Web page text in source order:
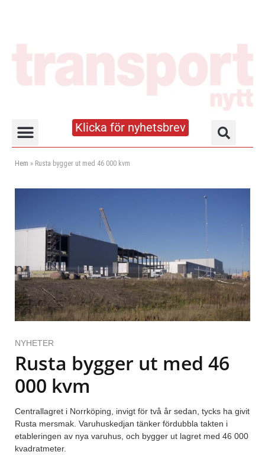
Klicka för nyhetsbrev
Hem » Rusta bygger ut med 46 000 kvm
NYHETER
Rusta bygger ut med 46
000 kvm
Centrallagret i Norrköping, invigt för två år sedan, tycks ha givit
Rusta mersmak. Varuhuskedjan tänker fördubbla takten i
etableringen av nya varuhus, och bygger ut lagret med 46 000
kvadratmeter.